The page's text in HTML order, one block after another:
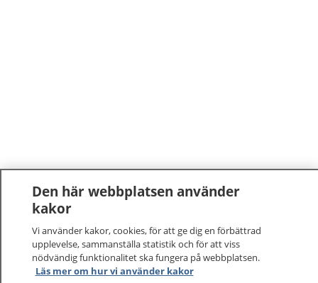
Den här webbplatsen använder
kakor
Vi använder kakor, cookies, för att ge dig en förbättrad
upplevelse, sammanställa statistik och för att viss
nödvändig funktionalitet ska fungera på webbplatsen.
Läs mer om hur vi använder kakor